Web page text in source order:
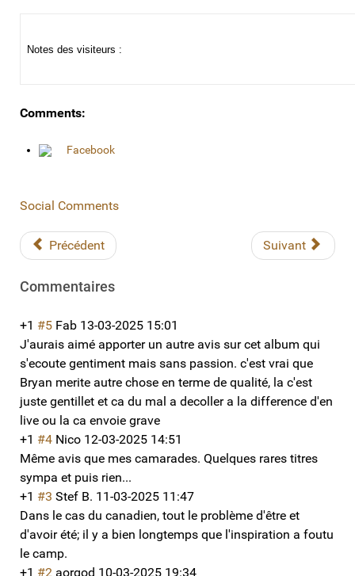
Notes des visiteurs :
Comments:
Facebook
Social Comments
Précédent Suivant
Commentaires
+1 #5 Fab 13-03-2025 15:01
J'aurais aimé apporter un autre avis sur cet album qui
s'ecoute gentiment mais sans passion. c'est vrai que
Bryan merite autre chose en terme de qualité, la c'est
juste gentillet et ca du mal a decoller a la difference d'en
live ou la ca envoie grave
+1 #4 Nico 12-03-2025 14:51
Même avis que mes camarades. Quelques rares titres
sympa et puis rien...
+1 #3 Stef B. 11-03-2025 11:47
Dans le cas du canadien, tout le problème d'être et
d'avoir été; il y a bien longtemps que l'inspiration a foutu
le camp.
+1 #2 aorgod 10-03-2025 19:34